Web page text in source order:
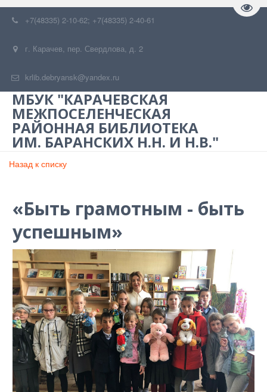
+7(48335) 2-10-62; +7(48335) 2-40-61
г. Карачев, пер. Свердлова, д. 2
krlib.debryansk@yandex.ru
МБУК "КАРАЧЕВСКАЯ
МЕЖПОСЕЛЕНЧЕСКАЯ
РАЙОННАЯ БИБЛИОТЕКА
ИМ. БАРАНСКИХ Н.Н. И Н.В."
Назад к списку
«Быть грамотным - быть
успешным»